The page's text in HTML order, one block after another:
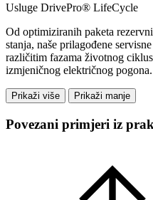
Usluge DrivePro® LifeCycle
Od optimiziranih paketa
stanja, naše prilagođene
različitim fazama životnog
izmjeničnog električnog pogona.
Prikaži više Prikaži manje
Povezani primjeri iz